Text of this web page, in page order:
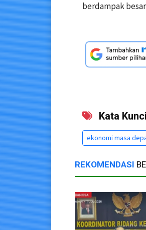
berdampak
Kata
ekonomi masa
REKOMENDASI